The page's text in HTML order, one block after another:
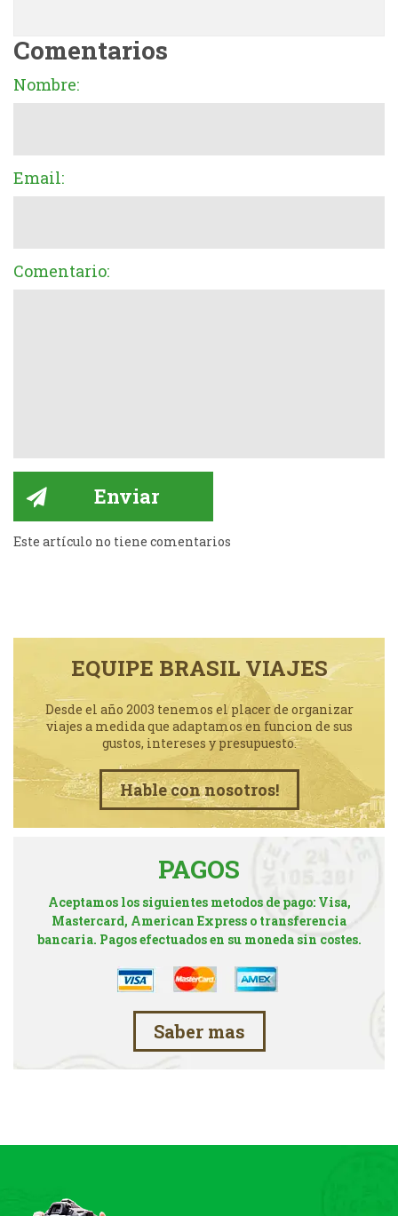
Comentarios
Nombre:
Email:
Comentario:
Este artículo no tiene comentarios
EQUIPE BRASIL VIAJES
Desde el año 2003 tenemos el placer de organizar
viajes a medida que adaptamos en funcion de sus
gustos, intereses y presupuesto.
Hable con nosotros!
PAGOS
Aceptamos los siguientes metodos de pago: Visa,
Mastercard, American Express o transferencia
bancaria. Pagos efectuados en su moneda sin costes.
Saber mas